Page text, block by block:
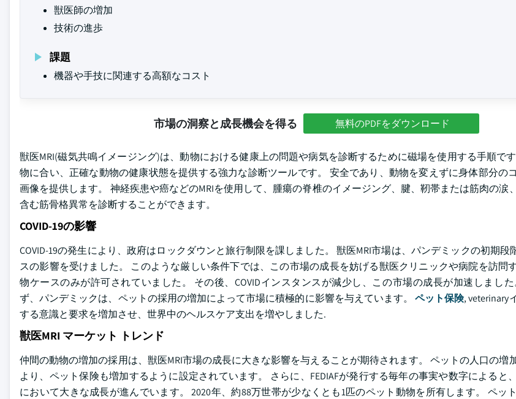
獣医師の増加
技術の進歩
課題
機器や手技に関連する高額なコスト
市場の洞察と成長機会を得る 無料のPDFをダウンロード
獣医MRI(磁気共鳴イメージング)は、動物における健康上の問題や病気を診断するために磁場を使用する手順で
物に合い、正確な動物の健康状態を提供する強力な診断ツールです。 安全であり、動物を変えずに身体部分の
画像を提供します。 神経疾患や癌などのMRIを使用して、腫瘍の脊椎のイメージング、腱、靭帯または筋肉の涙
含む筋骨格異常を診断することができます。
COVID-19の影響
COVID-19の発生により、政府はロックダウンと旅行制限を課しました。 獣医MRI市場は、パンデミックの初期段
スの影響を受けました。 このような厳しい条件下では、この市場の成長を妨げる獣医クリニックや病院を訪問
物ケースのみが許可されていました。 その後、COVIDインスタンスが減少し、この市場の成長が加速しまし
ず、パンデミックは、ペットの採用の増加によって市場に積極的に影響を与えています。ペット保険, veterinary
する意識と要求を増加させ、世界中のヘルスケア支出を増やしました.
獣医MRI マーケット トレンド
仲間の動物の増加の採用は、獣医MRI市場の成長に大きな影響を与えることが期待されます。 ペットの人口の増
より、ペット保険も増加するように設定されています。 さらに、FEDIAFが発行する毎年の事実や数字によると
において大きな成長が進んでいます。 2020年、約88万世帯が少なくとも1匹のペット動物を所有します。 ペッ